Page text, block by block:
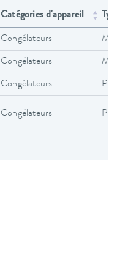
Catégories d'appareil
Congélateurs
Congélateurs
Congélateurs
Congélateurs